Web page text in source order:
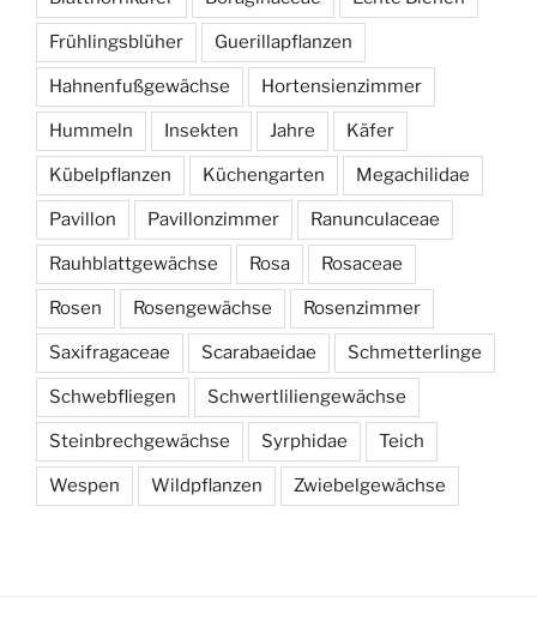
Frühlingsblüher Guerillapflanzen
Hahnenfußgewächse Hortensienzimmer
Hummeln Insekten Jahre Käfer
Kübelpflanzen Küchengarten Megachilidae
Pavillon Pavillonzimmer Ranunculaceae
Rauhblattgewächse Rosa Rosaceae
Rosen Rosengewächse Rosenzimmer
Saxifragaceae Scarabaeidae Schmetterlinge
Schwebfliegen Schwertliliengewächse
Steinbrechgewächse Syrphidae Teich
Wespen Wildpflanzen Zwiebelgewächse